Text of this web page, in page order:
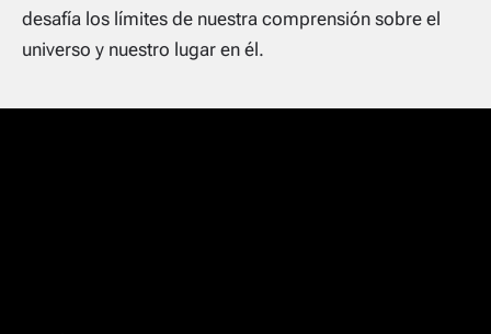
desafía los límites de nuestra comprensión sobre el
universo y nuestro lugar en él.